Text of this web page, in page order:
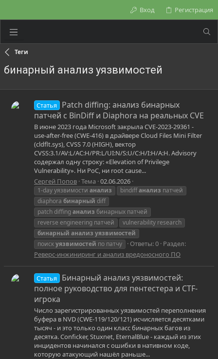
Вход Регистрация
Теги
бинарный анализ уязвимостей
Статья
Patch diffing: анализ бинарных
патчей с BinDiff и Diaphora на реальных CVE
В июне 2023 года Microsoft закрыла CVE-2023-29361 -
use-after-free (CWE-416) в драйвере Cloud Files Mini Filter
(cldflt.sys), CVSS 7.0 (HIGH), вектор
CVSS:3.1/AV:L/AC:H/PR:L/UI:N/S:U/C:H/I:H/A:H. Advisory
содержал одну строку: «Elevation of Privilege
Vulnerability». Ни PoC, ни root cause...
Сергей Попов Тема 02.06.2026
1-day уязвимости анализ bindiffанализ патчей
diaphora бинарный diff
patch diffingанализ бинарных патчей
reverse engineering патчей
vulnerability research
бинарный анализ уязвимостей
поискуязвимостей по патчу Ответы: 0 Раздел:
Реверс-инжиниринг и анализ вредоносного ПО
Статья
Бинарный анализ уязвимостей:
полное руководство для пентестера и CTF-
игрока
Число зарегистрированных уязвимостей переполнения
буфера в NVD (CWE-119/120/121) исчисляется десятками
тысяч - и это только один класс бинарных багов из
десятка. Conficker, Stuxnet, EternalBlue - каждый из этих
инцидентов начинался с ошибки в нативном коде,
которую атакующий нашёл раньше...